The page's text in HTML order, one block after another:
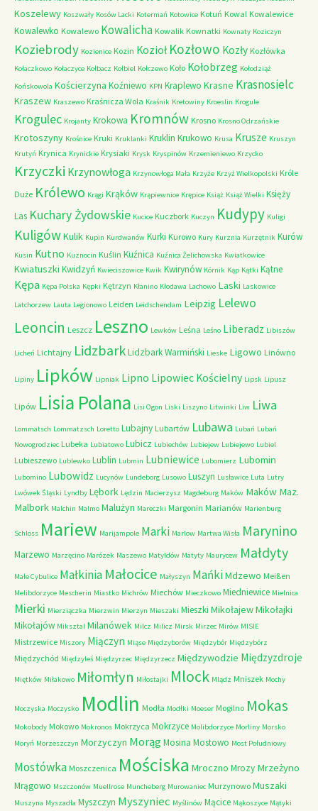
Koszelewy Koszwały Kosów Lacki Kotermań Kotowice Kotuń Kowal Kowalewice
Kowalewko Kowalewo Kowalicha Kowalik Kownatki Kownaty Koziczyn
Koziebrody Kozienice Kozin Kozioł Kozłowo Kozły Kozłówka
Kołaczkowo Kołaczyce Kołbacz Kołbiel Kołczewo Koło Kołobrzeg Kołodziąż
Końskowola Kościerzyna Koźniewo KPN Kraplewo Krasne Krasnosielc
Kraszew Kraszewo Kraśnicza Wola Kraśnik Kretowiny Kroeslin Krogule
Krogulec Krojanty Krokowa Kromnów Krosno Krosno Odrzańskie
Krotoszyny Krośnice Kruki Kruklanki Kruklin Krukowo Krusa Krusze Kruszyn
Krutyń Krynica Krynickie Krysiaki Krysk Kryspinów Krzemieniewo Krzycko
Krzyczki Krzynowłoga Krzynowłoga Mała Krzyże Krzyż Wielkopolski Króle
Duże Królewo Krągi Krąków Krąpiewnice Krępice Książ Książ Wielki Księży
Las Kuchary Żydowskie Kucice Kuczbork Kuczyn Kudypy Kuligi
KuligówKulik Kupin Kurdwanów Kurki Kurowo Kury Kurznia Kurzętnik Kurów
Kusin Kutno Kuznocin Kuślin Kuźnica Kuźnica Żelichowska Kwiatkowice
Kwiatuszki Kwidzyń Kwieciszowice Kwik Kwirynów Kórnik Kąp Kątki Kątne
Kępa Kępa Polska Kępki Kętrzyn Kłanino Kłodawa Lachowo Laski Laskowice
Latchorzew Lauta Legionowo Leiden Leidschendam Leipzig Lelewo
Leoncin Leszcz Leszno Lewków Leśna Leśno Liberadz Libiszów
Licheń Lichtajny LidzbarkLidzbark Warmiński Lieske Ligowo Linówno
Lipiny Lipków Lipniak Lipno Lipowiec Kościelny Lipsk Lipusz
Lipów Lisia Polana Lisi Ogon Liski Liszyno Litwinki Liw Liwa
Lommatsch Lommatzsch Loretto Lubajny Lubartów Lubawa Lubań Lubań
Nowogrodziec Lubeka Lubiatowo Lubicz Lubiechów Lubiejew Lubiejewo Lubiel
Lubieszewo Lublewko Lublin Lubmin Lubniewice Lubomierz Lubomin
Lubomino Lubowidz Lucynów Lundeborg Lusowo Luszyn Lusławice Luta Lutry
Lwówek Śląski Lyndby Lębork Lędzin Macierzysz Magdeburg Maków Maków Maz.
Malbork Malchin Malmo Malużyn Mareczki Margonin Marianów Marienburg
Schloss Mariew Marijampole Marki Marlow Martwa Wisła Marynino
Marzewo Marzęcino Marózek Maszewo Matyldów Matyty Maurycew Małdyty
Małe Cybulice Małkinia Małocice Małyszyn MańkiMdzewo Meißen
Melibdorzyce Mescherin Miastko Michrów Miechów Mieczkowo Miedniewice Mielnica
Mierki Mierziączka Mierzwin Mierzyn Mieszaki Mieszki MikołajewMikołajki
Mikołajów Miksztal Milanówek Milcz Milicz Mirsk Mirzec Mirów MISIE
Mistrzewice Miszory Miączyn Miąse Międzyborów Międzybór Międzybórz
Międzychód Międzyleś Międzyrzec Międzyrzecz Międzywodzie Międzyzdroje
Miętków Miłakowo Miłomłyn Miłostajki Mlock Mlądz Mniszek Mochy
Moczyska Moczysko Modlin Modła Modłki Moeser Mogilno Mokas
Mokobody Mokowo Mokronos Mokrzyca Mokrzyce Molibdorzyce Morliny Morsko
Moryń Morzeszczyn Morzyczyn MorągMosina Mostowo Most Południowy
Mostówka Moszczenica Mościska Mroczno Mrozy Mrzeżyno
Mrągowo Mszczonów Muellrose Muncheberg Murowaniec Murzynowo Muszaki
Muszyna Myszadła Myszczyn Myszyniec Myślinów Mącice Mąkoszyce Mątyki